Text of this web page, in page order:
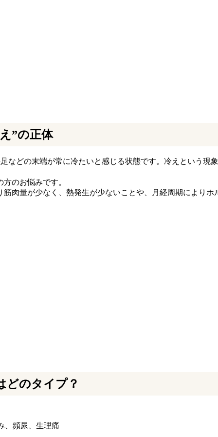
”の正体
などの末端が常に冷たいと感じる状態です。冷えという現
のお悩みです。
肉量が少なく、熱発生が少ないことや、月経周期により
どのタイプ？
、頻尿、生理痛